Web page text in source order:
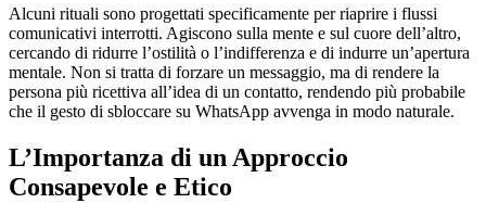
Alcuni rituali sono progettati specificamente per riaprire i flussi
comunicativi interrotti. Agiscono sulla mente e sul cuore dell’altro,
cercando di ridurre l’ostilità o l’indifferenza e di indurre un’apertura
mentale. Non si tratta di forzare un messaggio, ma di rendere la
persona più ricettiva all’idea di un contatto, rendendo più probabile
che il gesto di sbloccare su WhatsApp avvenga in modo naturale.
L’Importanza di un Approccio
Consapevole e Etico